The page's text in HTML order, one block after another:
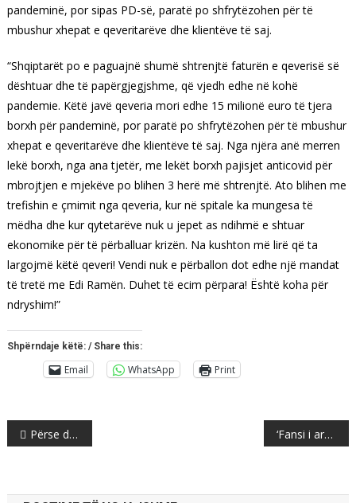
pandeminë, por sipas PD-së, paratë po shfrytëzohen për të
mbushur xhepat e qeveritarëve dhe klientëve të saj.
“Shqiptarët po e paguajnë shumë shtrenjtë faturën e qeverisë së
dështuar dhe të papërgjegjshme, që vjedh edhe në kohë
pandemie. Këtë javë qeveria mori edhe 15 milionë euro të tjera
borxh për pandeminë, por paratë po shfrytëzohen për të mbushur
xhepat e qeveritarëve dhe klientëve të saj. Nga njëra anë merren
lekë borxh, nga ana tjetër, me lekët borxh pajisjet anticovid për
mbrojtjen e mjekëve po blihen 3 herë më shtrenjtë. Ato blihen me
trefishin e çmimit nga qeveria, kur në spitale ka mungesa të
mëdha dhe kur qytetarëve nuk u jepet as ndihmë e shtuar
ekonomike për të përballuar krizën. Na kushton më lirë që ta
largojmë këtë qeveri! Vendi nuk e përballon dot edhe një mandat
të tretë me Edi Ramën. Duhet të ecim përpara! Është koha për
ndryshim!”
Shpërndaje këtë: / Share this:
Email WhatsApp Print
Post
navigation
Përse dashuria e dytë është shumë më e mirë sesa e para ‘Fansi i armatosur më kërcënoi’: Rovena Stefa tregon tmerrin që përjetoi në Suedi (Video)